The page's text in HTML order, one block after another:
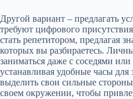
Другой вариант – предлагать
требуют цифрового
стать репетитором, предлагая
которых вы разбираетесь.
заниматься даже с соседями
устанавливая удобные часы
выделить свои сильные
своем окружении, чтобы